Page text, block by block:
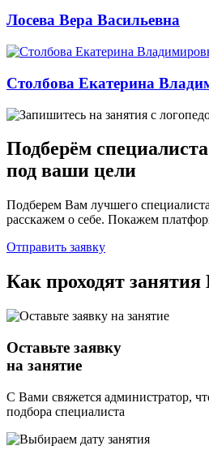
Лосева Вера Васильевна
Столбова Екатерина
Подберём специалиста
под ваши цели
Подберем Вам лучшего
расскажем о себе. Покажем
Отправить заявку
Как проходят занятия
Оставьте заявку
на занятие
С Вами свяжется администратор,
подбора специалиста